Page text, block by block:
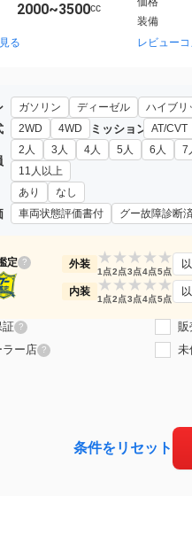
7月（14） 1997年12月
2000~3500cc
る
装備
レビュー
ガソリン ディーゼル ハイブリ
2WD 4WD ミッション AT/CVT
2人 3人 4人 5人 6人 7
11人以上
あり なし
車両状態評価書付 グー故障診断
定 ? 外装 ★
1点
★
2点
★
3点
★
4点
★
5点
内装 ★
1点
★
2点
★
3点
★
4点
★
5点
証 ? 販
ラー店 ? 未
条件をリセット